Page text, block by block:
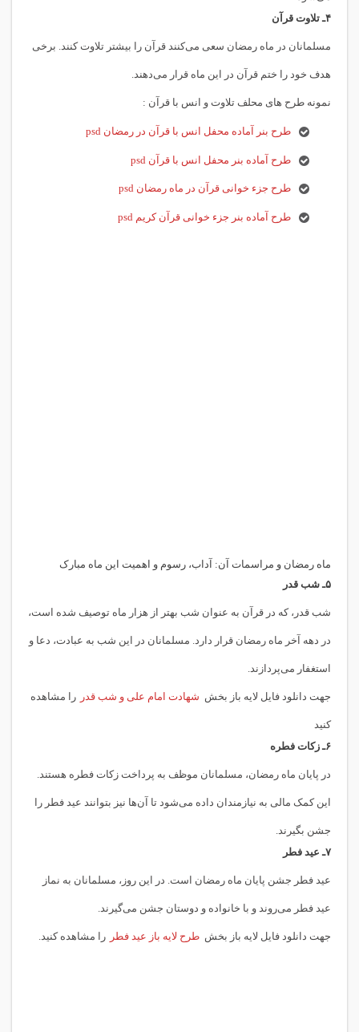
۴ـ تلاوت قرآن
مسلمانان در ماه رمضان سعی می‌کنند قرآن را بیشتر تلاوت کنند. برخی
هدف خود را ختم قرآن در این ماه قرار می‌دهند.
نمونه طرح های محلف تلاوت و انس با قرآن :
طرح بنر آماده محفل انس با قرآن در رمضان psd
طرح آماده بنر محفل انس با قرآن psd
طرح جزء خوانی قرآن در ماه رمضان psd
طرح آماده بنر جزء خوانی قرآن کریم psd
ماه رمضان و مراسمات آن: آداب، رسوم و اهمیت این ماه مبارک
۵ـ شب قدر
شب قدر، که در قرآن به عنوان شب بهتر از هزار ماه توصیف شده است،
در دهه آخر ماه رمضان قرار دارد. مسلمانان در این شب به عبادت، دعا و
استغفار می‌پردازند.
جهت دانلود فایل لایه باز بخش شهادت امام علی و شب قدر را مشاهده
کنید
۶ـ زکات فطره
در پایان ماه رمضان، مسلمانان موظف به پرداخت زکات فطره هستند.
این کمک مالی به نیازمندان داده می‌شود تا آن‌ها نیز بتوانند عید فطر را
جشن بگیرند.
۷ـ عید فطر
عید فطر جشن پایان ماه رمضان است. در این روز، مسلمانان به نماز
عید فطر می‌روند و با خانواده و دوستان جشن می‌گیرند.
جهت دانلود فایل لایه باز بخش طرح لایه باز عید فطر را مشاهده کنید.